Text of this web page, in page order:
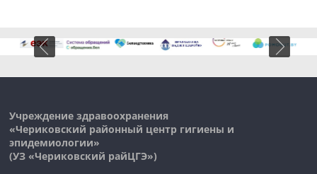
Учреждение здравоохранения
«Чериковский районный центр гигиены и
эпидемиологии»
(УЗ «Чериковский райЦГЭ»)